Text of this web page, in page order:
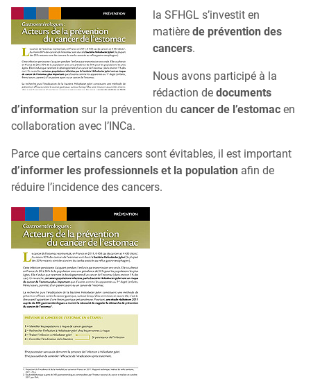
la SFHGL s’investit en
matière de prévention des
cancers.
Nous avons participé à la
rédaction de documents
d’information sur la prévention du cancer de l’estomac en
collaboration avec l’INCa.
Parce que certains cancers sont évitables, il est important
d’informer les professionnels et la population afin de
réduire l’incidence des cancers.
Nutrition
Proctologie
Cellule d’Aide à la Recherche Clinique
Tube digestif
Annuaire
Colobox
My MICI Book